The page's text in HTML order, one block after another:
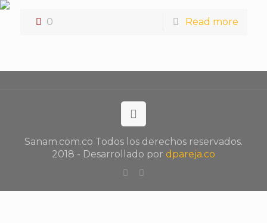
0 Read more
Sanam.com.co Todos los derechos reservados.
2018 - Desarrollado por dpareja.co